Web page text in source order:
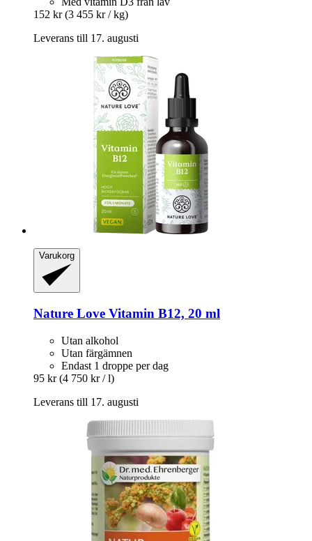
152 kr (3 455 kr / kg)
Leverans till 17. augusti
Varukorg
Nature Love Vitamin B12, 20 ml
Utan alkohol
Utan färgämnen
Endast 1 droppe per dag
95 kr (4 750 kr / l)
Leverans till 17. augusti